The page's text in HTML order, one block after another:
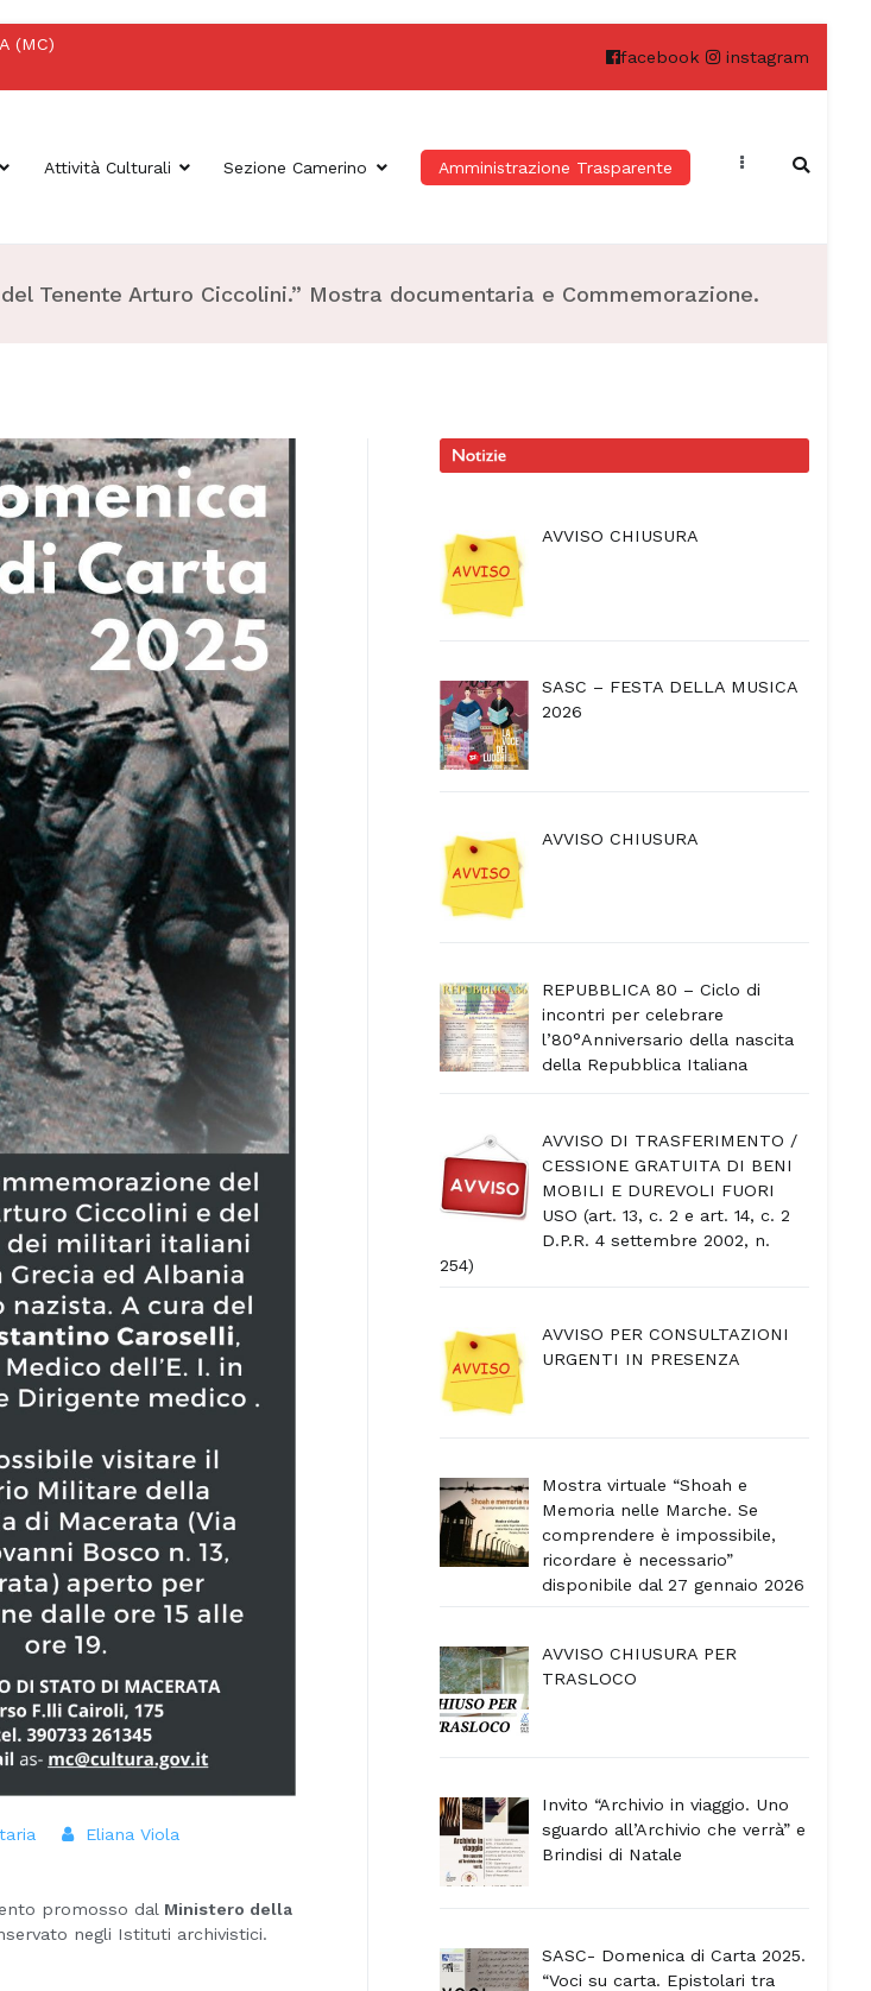
(MC)
facebook instagram
Attività Culturali Sezione Camerino Amministrazione Trasparente
Tenente Arturo Ciccolini.” Mostra documentaria e Commemorazione.
Eliana Viola
promosso dal Ministero della
negli Istituti archivistici.
AVVISO CHIUSURA
SASC – FESTA DELLA MUSICA
2026
AVVISO CHIUSURA
REPUBBLICA 80 – Ciclo di
incontri per celebrare
l’80°Anniversario della nascita
della Repubblica Italiana
AVVISO DI TRASFERIMENTO /
CESSIONE GRATUITA DI BENI
MOBILI E DUREVOLI FUORI
USO (art. 13, c. 2 e art. 14, c. 2
D.P.R. 4 settembre 2002, n.
254)
AVVISO PER CONSULTAZIONI
URGENTI IN PRESENZA
Mostra virtuale “Shoah e
Memoria nelle Marche. Se
comprendere è impossibile,
ricordare è necessario”
disponibile dal 27 gennaio 2026
AVVISO CHIUSURA PER
TRASLOCO
Invito “Archivio in viaggio. Uno
sguardo all’Archivio che verrà” e
Brindisi di Natale
SASC- Domenica di Carta 2025.
“Voci su carta. Epistolari tra